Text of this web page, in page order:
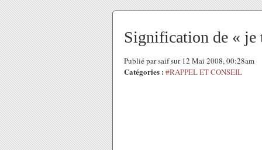
Signification de « je
Publié par saif sur 12 Mai 2008, 00:28am
Catégories : #RAPPEL ET CONSEIL